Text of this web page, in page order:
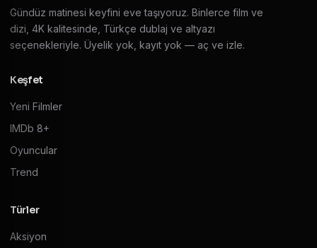
Gündüz matinesi keyfini eve taşıyoruz. Binlerce film ve
dizi, 4K kalitesinde, Türkçe dublaj ve altyazı
seçenekleriyle. Üyelik yok, kayıt yok — aç ve izle.
Keşfet
Yeni Filmler
IMDb 8+
Oyuncular
Trend
Türler
Aksiyon